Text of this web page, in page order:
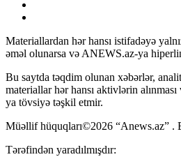
Materiallardan hər hansı istifadəyə
əməl olunarsa və ANEWS.az-ya
Bu saytda təqdim olunan xəbərlər,
materiallar hər hansı aktivlərin
ya tövsiyə təşkil etmir.
Müəllif hüquqları©2026 “Anews.az” .
Tərəfindən yaradılmışdır: